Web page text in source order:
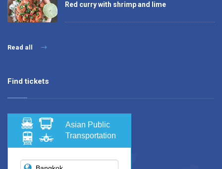
Red curry with shrimp and lime
Read all
Find tickets
Asian Public
Transportation